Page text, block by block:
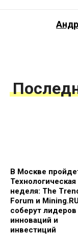
В Москве
Технологическая
неделя: The
Forum и
соберут лидеров
инноваций и
инвестиций